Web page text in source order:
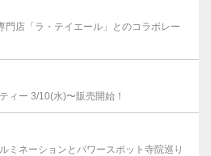
門店「ラ・テイエール」とのコラボレー
ィー 3/10(水)〜販売開始！
ミネーションとパワースポット寺院巡り